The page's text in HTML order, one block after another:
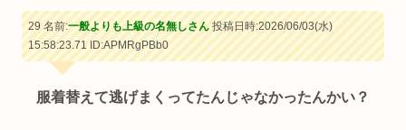
29 名前:一般よりも上級の名無しさん投稿日時:2026/06/03(水)
15:58:23.71ID:APMRgPBb0
服着替えて逃げまくってたんじゃなかったんかい？